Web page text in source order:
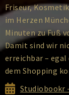
Friseur,
im Herzen
Minuten zu Fuß
Damit sind wir
erreichbar –
dem Shopping
Studiobookr